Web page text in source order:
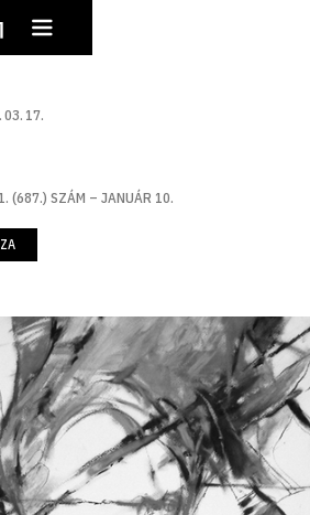
.03. 17.
(687.) SZÁM – JANUÁR 10.